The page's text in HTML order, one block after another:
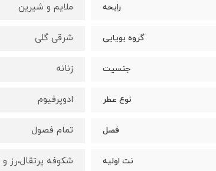
رايحه ملايم و شيرين
گروه بويايى شرقى گلى
جنسيت زنانه
نوع عطر ادوپرفيوم
فصل تمام فصول
نت اوليه شكوفه پرتقال،رز و